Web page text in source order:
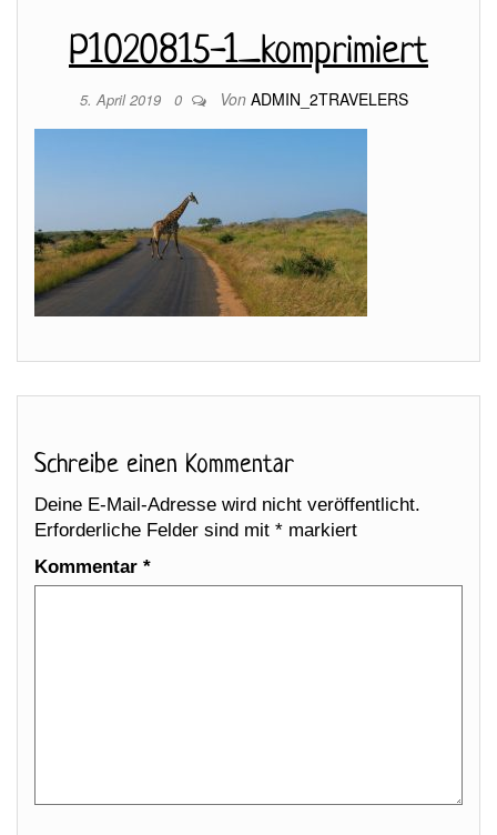
P1020815-1_komprimiert
5. April 2019 0 Von ADMIN_2TRAVELERS
Schreibe einen Kommentar
Deine E-Mail-Adresse wird nicht veröffentlicht.
Erforderliche Felder sind mit * markiert
Kommentar *